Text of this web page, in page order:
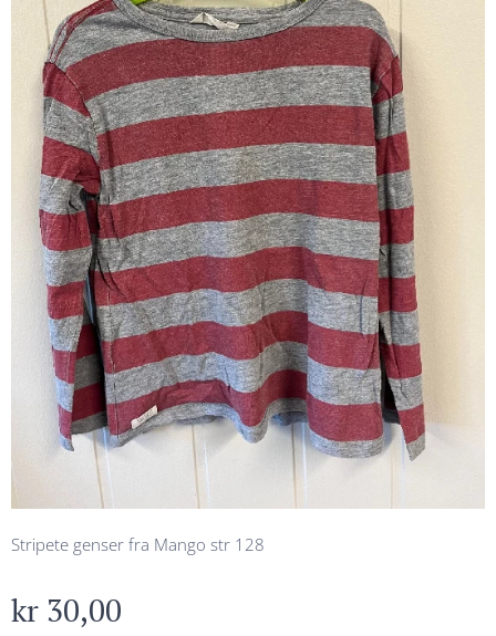
Stripete genser fra Mango str 128
kr 30,00